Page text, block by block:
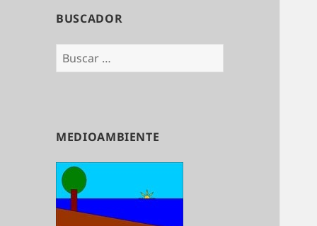
BUSCADOR
Buscar:
MEDIOAMBIENTE